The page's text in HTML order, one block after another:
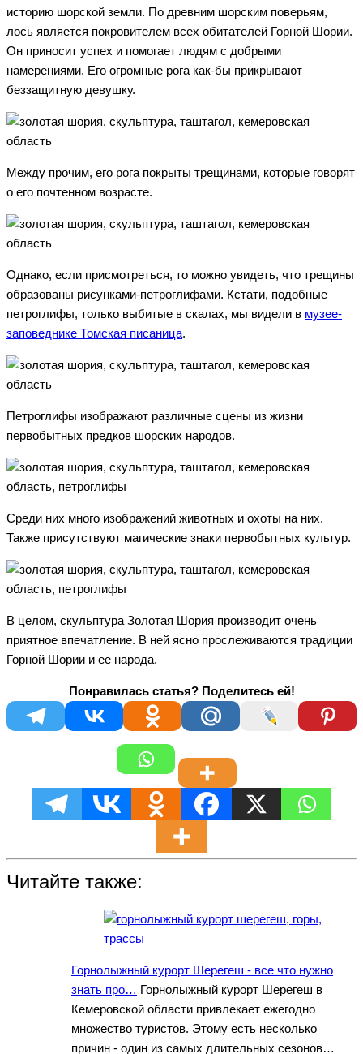
историю шорской земли. По древним шорским поверьям,
лось является покровителем всех обитателей Горной Шории.
Он приносит успех и помогает людям с добрыми
намерениями. Его огромные рога как-бы прикрывают
беззащитную девушку.
Между прочим, его рога покрыты трещинами, которые говорят
о его почтенном возрасте.
Однако, если присмотреться, то можно увидеть, что трещины
образованы рисунками-петроглифами. Кстати, подобные
петроглифы, только выбитые в скалах, мы видели в музее-
заповеднике Томская писаница.
Петроглифы изображают различные сцены из жизни
первобытных предков шорских народов.
Среди них много изображений животных и охоты на них.
Также присутствуют магические знаки первобытных культур.
В целом, скульптура Золотая Шория производит очень
приятное впечатление. В ней ясно прослеживаются традиции
Горной Шории и ее народа.
Понравилась статья? Поделитесь ей!
Читайте также:
Горнолыжный курорт Шерегеш - все что нужно
знать про… Горнолыжный курорт Шерегеш в
Кемеровской области привлекает ежегодно
множество туристов. Этому есть несколько
причин - один из самых длительных сезонов…